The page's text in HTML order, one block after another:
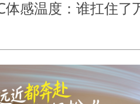
感温度：谁扛住了